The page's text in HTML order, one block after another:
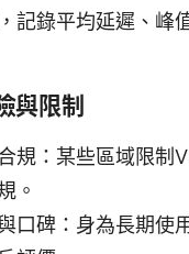
記錄平均延遲、峰
與限制
規：某些區域限制
。
口碑：身為長期使